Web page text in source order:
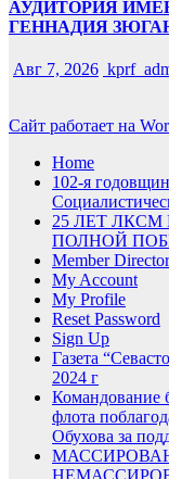
АУДИТОРИЯ
ГЕННАДИЯ
Авг 7, 2026
Сайт работает на
Home
102-я
25 ЛЕТ
ПОЛНОЙ
Member
My Account
My Profile
Reset Password
Sign Up
Газета
2024 г
Командование
флота
Обухова за